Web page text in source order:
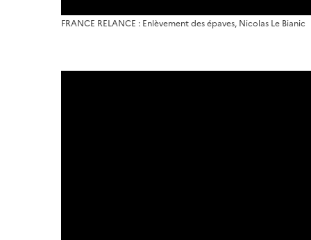
FRANCE RELANCE : Enlèvement des épaves, Nicolas Le Bianic